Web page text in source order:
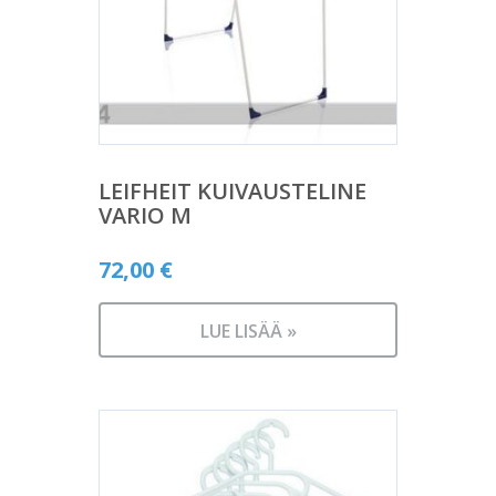
LEIFHEIT KUIVAUSTELINE
VARIO M
72,00 €
LUE LISÄÄ »